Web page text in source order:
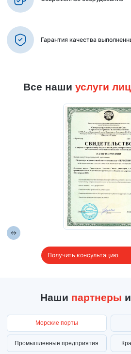
Гарантия качества
Все наши услуги
Получить консультацию
Наши партнеры
Морские порты
Промышленные предприятия